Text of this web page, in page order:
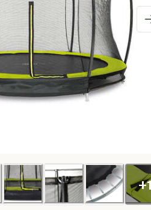
+